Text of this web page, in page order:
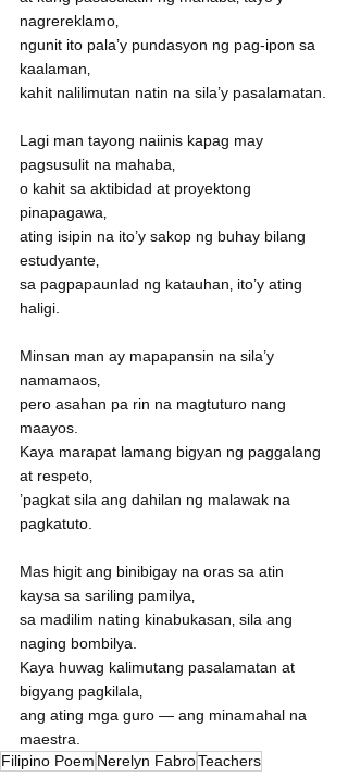
nagrereklamo‚
ngunit ito pala’y pundasyon ng pag-ipon sa
kaalaman‚
kahit nalilimutan natin na sila’y pasalamatan.
Lagi man tayong naiinis kapag may
pagsusulit na mahaba‚
o kahit sa aktibidad at proyektong
pinapagawa‚
ating isipin na ito’y sakop ng buhay bilang
estudyante‚
sa pagpapaunlad ng katauhan‚ ito’y ating
haligi.
Minsan man ay mapapansin na sila’y
namamaos‚
pero asahan pa rin na magtuturo nang
maayos.
Kaya marapat lamang bigyan ng paggalang
at respeto‚
’pagkat sila ang dahilan ng malawak na
pagkatuto.
Mas higit ang binibigay na oras sa atin
kaysa sa sariling pamilya‚
sa madilim nating kinabukasan‚ sila ang
naging bombilya.
Kaya huwag kalimutang pasalamatan at
bigyang pagkilala‚
ang ating mga guro — ang minamahal na
maestra.
Filipino Poem Nerelyn FabroTeachers